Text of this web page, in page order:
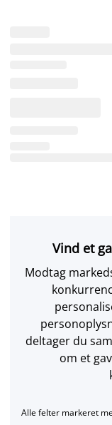
Vind et
Modtag
deltager du
om et
Alle felter markeret